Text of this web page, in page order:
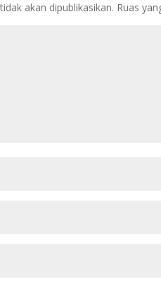
akan dipublikasikan. Ruas